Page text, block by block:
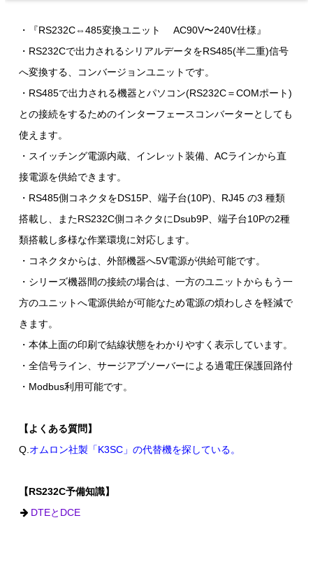
・『RS232C⇔485変換ユニット AC90V〜240V仕様』
・RS232Cで出力されるシリアルデータをRS485(半二重)信号
へ変換する、コンバージョンユニットです。
・RS485で出力される機器とパソコン(RS232C＝COMポート)
との接続をするためのインターフェースコンバーターとしても
使えます。
・スイッチング電源内蔵、インレット装備、ACラインから直
接電源を供給できます。
・RS485側コネクタをDS15P、端子台(10P)、RJ45 の3 種類
搭載し、またRS232C側コネクタにDsub9P、端子台10Pの2種
類搭載し多様な作業環境に対応します。
・コネクタからは、外部機器へ5V電源が供給可能です。
・シリーズ機器間の接続の場合は、一方のユニットからもう一
方のユニットへ電源供給が可能なため電源の煩わしさを軽減で
きます。
・本体上面の印刷で結線状態をわかりやすく表示しています。
・全信号ライン、サージアブソーバーによる過電圧保護回路付
・Modbus利用可能です。
【よくある質問】
Q.オムロン社製「K3SC」の代替機を探している。
【RS232C予備知識】
DTEとDCE